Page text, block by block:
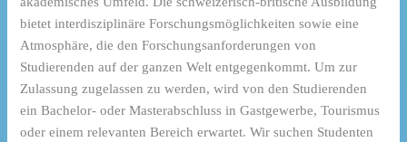
bietet interdisziplinäre Forschungsmöglichkeiten sowie eine
Atmosphäre, die den Forschungsanforderungen von
Studierenden auf der ganzen Welt entgegenkommt. Um zur
Zulassung zugelassen zu werden, wird von den Studierenden
ein Bachelor- oder Masterabschluss in Gastgewerbe, Tourismus
oder einem relevanten Bereich erwartet. Wir suchen Studenten